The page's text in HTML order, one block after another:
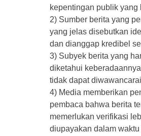
kepentingan publik yang
2) Sumber berita yang
yang jelas disebutkan
dan dianggap kredibel
3) Subyek berita yang
diketahui
tidak dapat
4) Media memberikan
pembaca bahwa berita
memerlukan verifikasi
diupayakan dalam